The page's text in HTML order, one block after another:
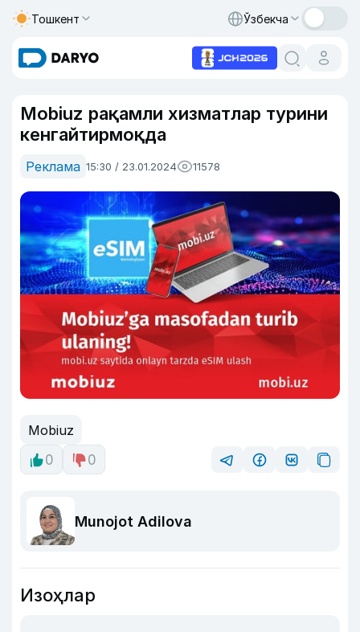
Тошкент Ўзбекча
Mobiuz рақамли хизматлар турини
кенгайтирмоқда
Реклама 15:30 / 23.01.2024 11578
Mobiuz
0
0
Munojot Adilova
Изоҳлар